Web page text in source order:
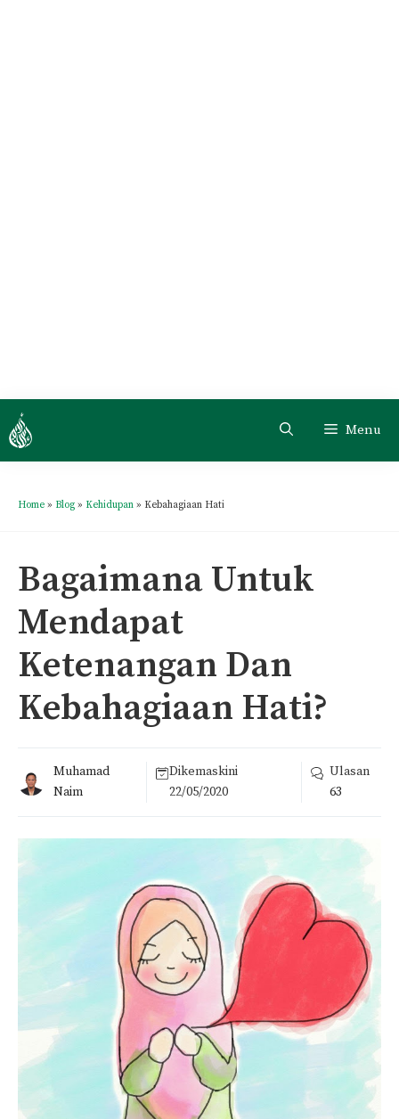
Menu
Home » Blog » Kehidupan » Kebahagiaan Hati
Bagaimana Untuk
Mendapat
Ketenangan Dan
Kebahagiaan Hati?
Muhamad
Naim
Dikemaskini
22/05/2020
Ulasan
63